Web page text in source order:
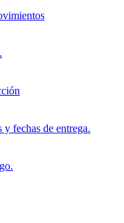
fechas de entrega.